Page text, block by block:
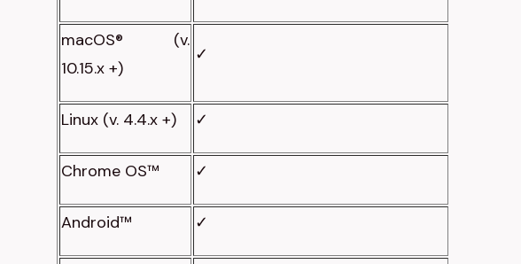
macOS® (v.
10.15.x +)
✓
Linux (v. 4.4.x +) ✓
Chrome OS™ ✓
Android™ ✓